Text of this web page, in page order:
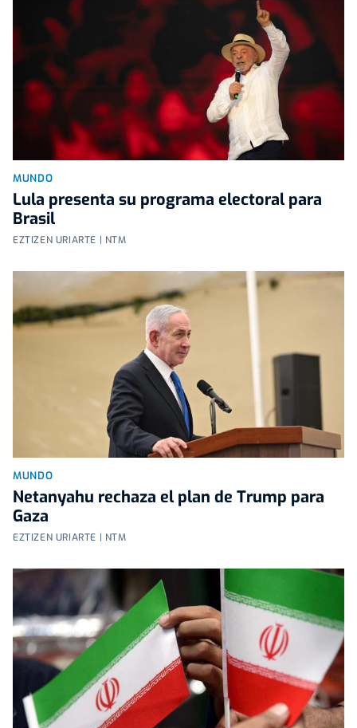
MUNDO
Lula presenta su programa electoral para
Brasil
EZTIZEN URIARTE | NTM
MUNDO
Netanyahu rechaza el plan de Trump para
Gaza
EZTIZEN URIARTE | NTM